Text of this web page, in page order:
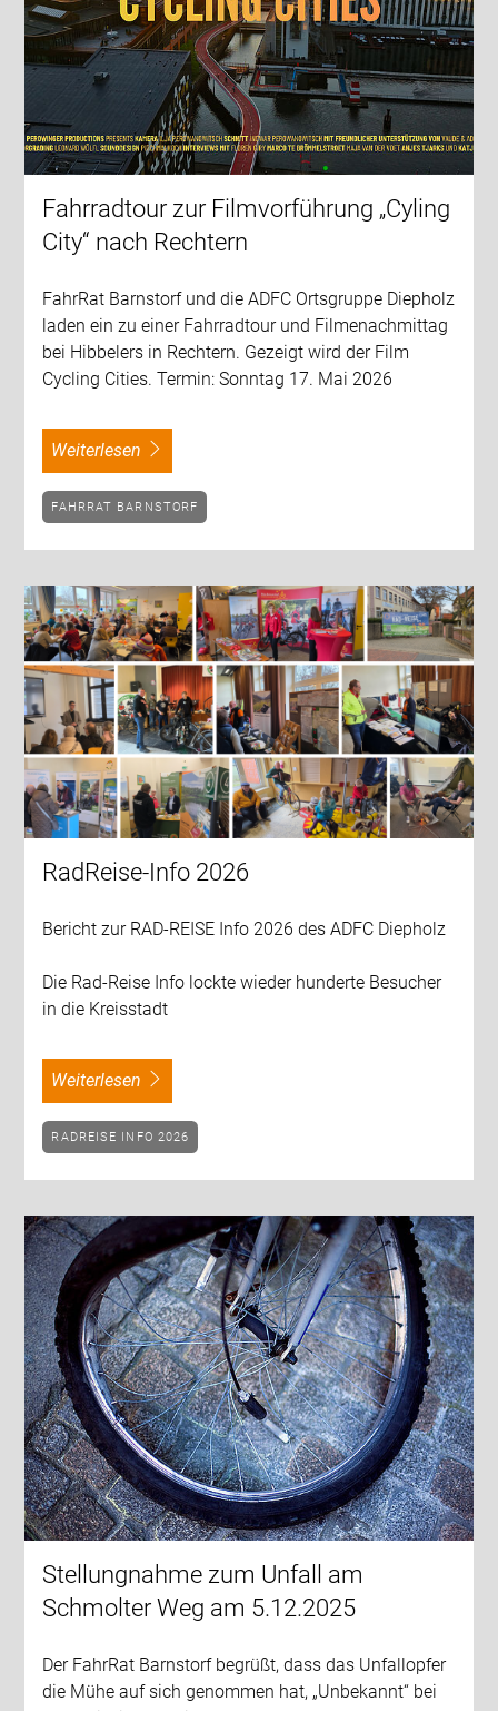
Fahrradtour zur Filmvorführung „Cyling
City“ nach Rechtern
FahrRat Barnstorf und die ADFC Ortsgruppe Diepholz
laden ein zu einer Fahrradtour und Filmenachmittag
bei Hibbelers in Rechtern. Gezeigt wird der Film
Cycling Cities. Termin: Sonntag 17. Mai 2026
weiterlesen
FAHRRAT BARNSTORF
RadReise-Info 2026
Bericht zur RAD-REISE Info 2026 des ADFC Diepholz
Die Rad-Reise Info lockte wieder hunderte Besucher
in die Kreisstadt
weiterlesen
RADREISE INFO 2026
Stellungnahme zum Unfall am
Schmolter Weg am 5.12.2025
Der FahrRat Barnstorf begrüßt, dass das Unfallopfer
die Mühe auf sich genommen hat, „Unbekannt“ bei